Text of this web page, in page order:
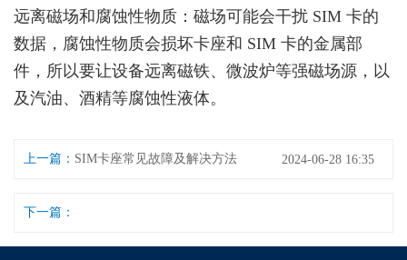
远离磁场和腐蚀性物质：磁场可能会干扰 SIM 卡的
数据，腐蚀性物质会损坏卡座和 SIM 卡的金属部
件，所以要让设备远离磁铁、微波炉等强磁场源，以
及汽油、酒精等腐蚀性液体。
上一篇： SIM卡座常见故障及解决方法 2024-06-28 16:35
下一篇：